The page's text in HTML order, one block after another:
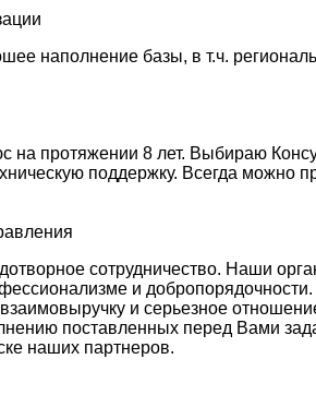
наполнение базы, в т.ч.
на протяжении 8 лет. Выбираю
поддержку. Всегда можно
сотрудничество. Наши
и
и серьезное
поставленных перед Вами
наших партнеров.